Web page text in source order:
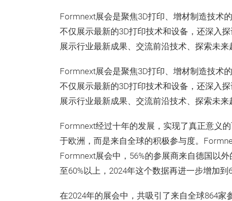
Formnext展会是聚焦3D打印、增材制造技术
不仅展示最新的3D打印技术和设备，还深入
展示行业最新成果、交流前沿技术、探索未来
Formnext展会是聚焦3D打印、增材制造技术
不仅展示最新的3D打印技术和设备，还深入
展示行业最新成果、交流前沿技术、探索未来
Formnext经过十年的发展，实现了真正意义
于欧洲，而是来自全球的积极参与度。
Formnext展会中，56%的参展商来自德国以
至60%以上，2024年这个数据再进一步增加到
在2024年的展会中，共吸引了来自全球864